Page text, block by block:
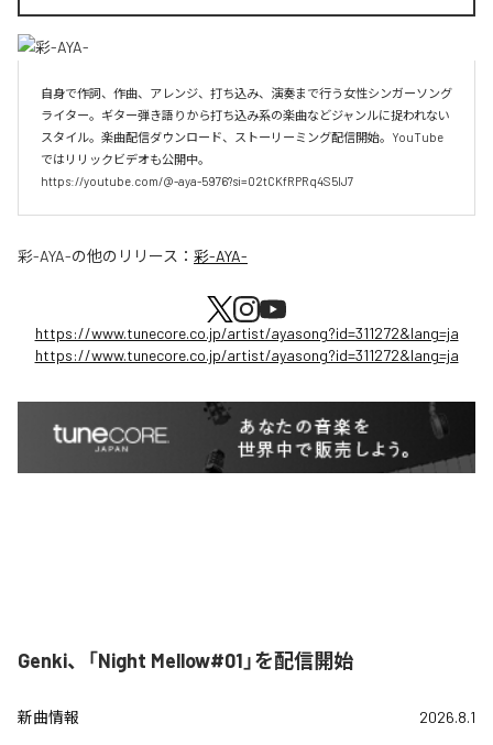
自身で作詞、作曲、アレンジ、打ち込み、演奏まで行う女性シンガーソング
ライター。ギター弾き語りから打ち込み系の楽曲などジャンルに捉われない
スタイル。楽曲配信ダウンロード、ストーリーミング配信開始。YouTube
ではリリックビデオも公開中。
https://youtube.com/@-aya-5976?si=02tCKfRPRq4S5lJ7
彩-AYA-の他のリリース： 彩-AYA-
https://www.tunecore.co.jp/artist/ayasong?id=311272&lang=ja
https://www.tunecore.co.jp/artist/ayasong?id=311272&lang=ja
Genki、「Night Mellow#01」を配信開始
新曲情報 2026.8.1